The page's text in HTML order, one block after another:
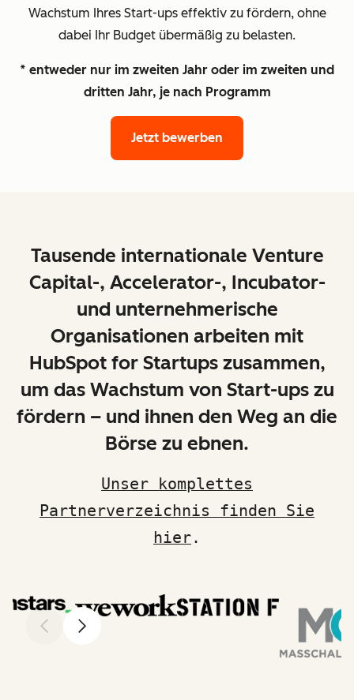
Wachstum Ihres Start-ups effektiv zu fördern, ohne
dabei Ihr Budget übermäßig zu belasten.
* entweder nur im zweiten Jahr oder im zweiten und
dritten Jahr, je nach Programm
Jetzt bewerben
Tausende internationale Venture
Capital-, Accelerator-, Incubator-
und unternehmerische
Organisationen arbeiten mit
HubSpot for Startups zusammen,
um das Wachstum von Start-ups zu
fördern – und ihnen den Weg an die
Börse zu ebnen.
Unser komplettes
Partnerverzeichnis finden Sie
hier.
ZurückWeiter